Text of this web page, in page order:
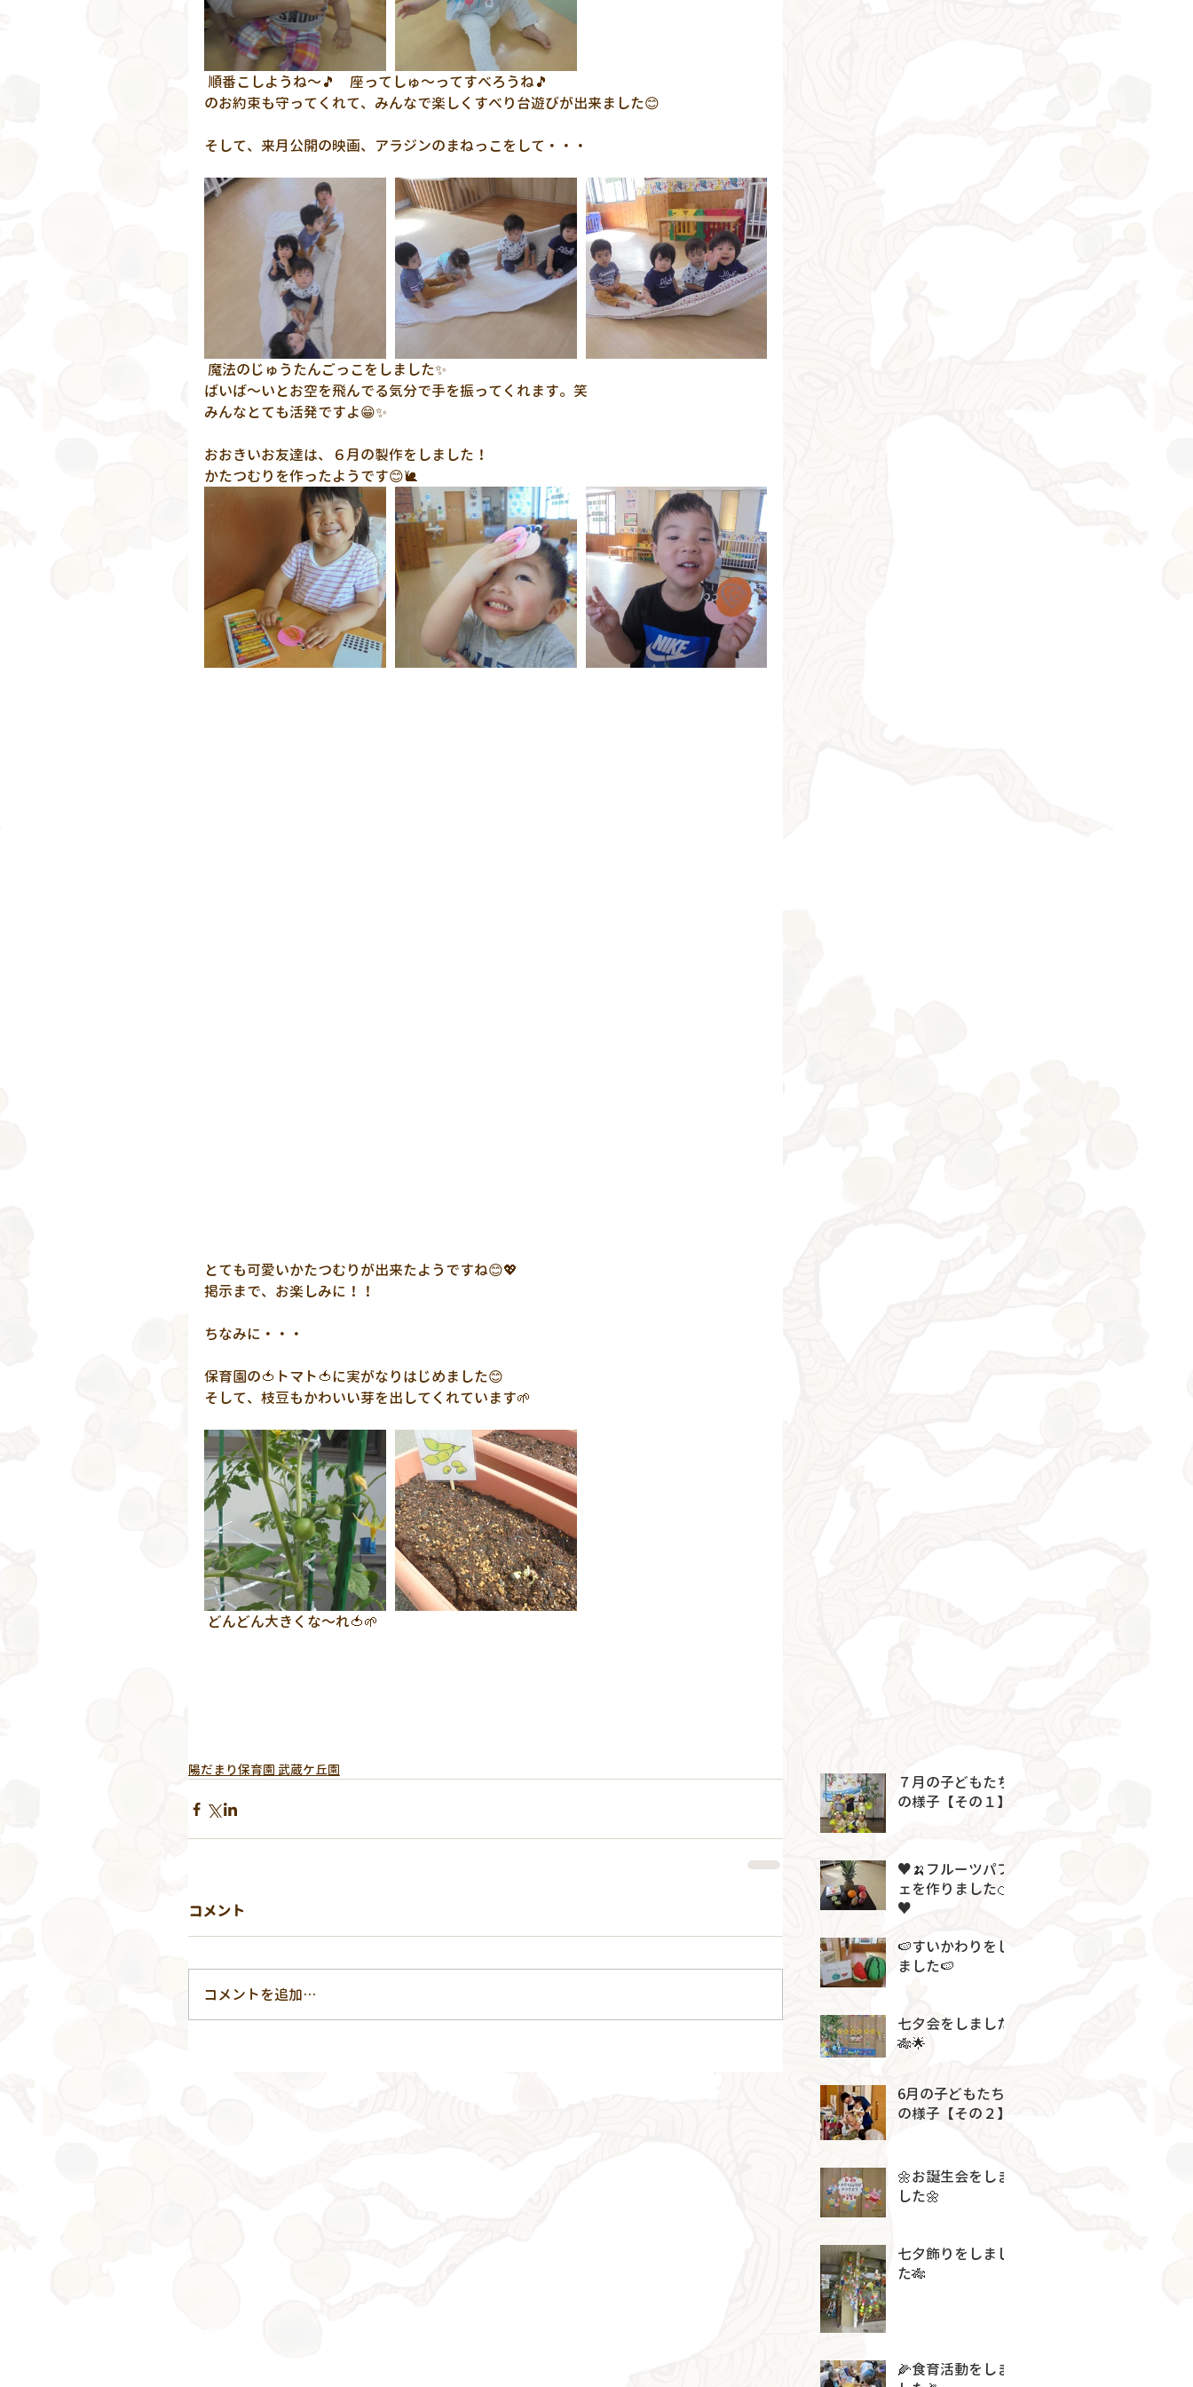
順番こしようね～🎵　座ってしゅ～ってすべろうね🎵
のお約束も守ってくれて、みんなで楽しくすべり台遊びが出来ました😊
そして、来月公開の映画、アラジンのまねっこをして・・・
魔法のじゅうたんごっこをしました✨
ばいば～いとお空を飛んでる気分で手を振ってくれます。笑
みんなとても活発ですよ😁✨
おおきいお友達は、６月の製作をしました！
かたつむりを作ったようです😊🐌
とても可愛いかたつむりが出来たようですね😊💖
掲示まで、お楽しみに！！
ちなみに・・・
保育園の🍅トマト🍅に実がなりはじめました😊
そして、枝豆もかわいい芽を出してくれています🌱
どんどん大きくな～れ🍅🌱
陽だまり保育園 武蔵ケ丘園
コメント
コメントを追加…
７月の子どもたち
の様子【その１】
♥🍌フルーツパフ
ェを作りました🍊
♥
🍉すいかわりをし
ました🍉
七夕会をしました
🎋🌟
6月の子どもたち
の様子【その２】
🌼お誕生会をしま
した🌼
七夕飾りをしまし
た🎋
🌽食育活動をしま